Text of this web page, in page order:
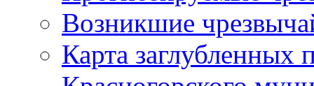
Возникшие
Карта